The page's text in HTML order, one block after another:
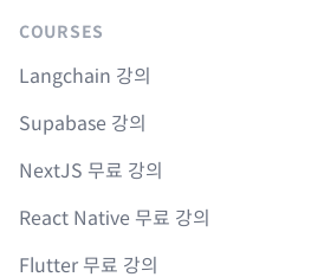
COURSES
Langchain 강의
Supabase 강의
NextJS 무료 강의
React Native 무료 강의
Flutter 무료 강의